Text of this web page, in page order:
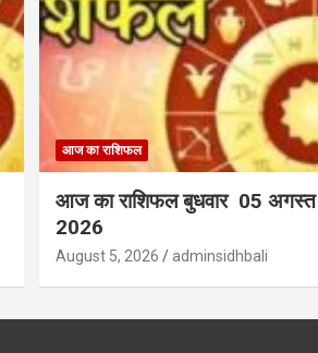
आज का राशिफल
आज का राशिफल बुधवार 05 अगस्त
2026
August 5, 2026 adminsidhbali